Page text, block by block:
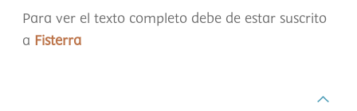
Para ver el texto completo debe de estar suscrito
a Fisterra